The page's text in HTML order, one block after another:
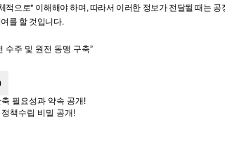
적으로* 이해해야 하며, 따라서 이러한 정보가 전달될 때는
를 할 것입니다.
필요성과 약속 공개!
책수립 비밀 공개!